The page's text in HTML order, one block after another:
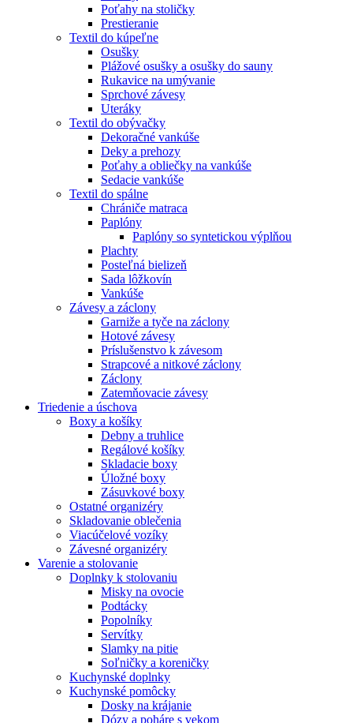
Poťahy na stoličky
Prestieranie
Textil do kúpeľne
Osušky
Plážové osušky a osušky do sauny
Rukavice na umývanie
Sprchové závesy
Uteráky
Textil do obývačky
Dekoračné vankúše
Deky a prehozy
Poťahy a obliečky na vankúše
Sedacie vankúše
Textil do spálne
Chrániče matraca
Paplóny
Paplóny so syntetickou výplňou
Plachty
Posteľná bielizeň
Sada lôžkovín
Vankúše
Závesy a záclony
Garniže a tyče na záclony
Hotové závesy
Príslušenstvo k závesom
Strapcové a nitkové záclony
Záclony
Zatemňovacie závesy
Triedenie a úschova
Boxy a košíky
Debny a truhlice
Regálové košíky
Skladacie boxy
Úložné boxy
Zásuvkové boxy
Ostatné organizéry
Skladovanie oblečenia
Viacúčelové vozíky
Závesné organizéry
Varenie a stolovanie
Doplnky k stolovaniu
Misky na ovocie
Podtácky
Popolníky
Servítky
Slamky na pitie
Soľničky a koreničky
Kuchynské doplnky
Kuchynské pomôcky
Dosky na krájanie
Dózy a poháre s vekom